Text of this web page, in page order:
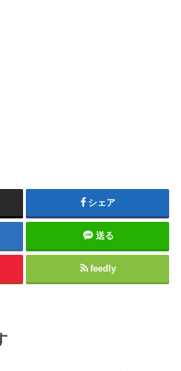
シェア
送る
feedly